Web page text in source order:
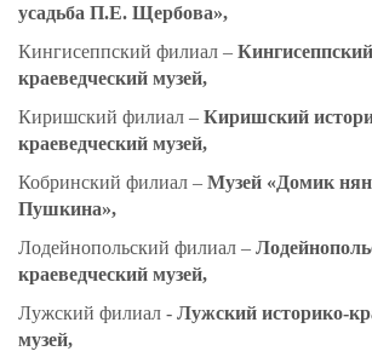
усадьба П.Е. Щербова»,
Кингисеппский филиал –
краеведческий музей,
Киришский филиал – Киришский
краеведческий музей,
Кобринский филиал – Музей «Домик
Пушкина»,
Лодейнопольский филиал –
краеведческий музей,
Лужский филиал - Лужский историко-
музей,